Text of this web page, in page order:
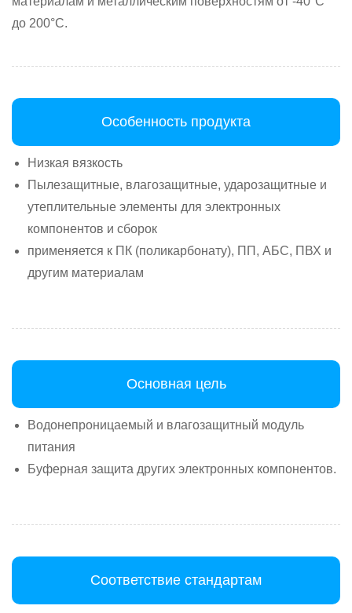
до 200°C.
Особенность продукта
Низкая вязкость
Пылезащитные, влагозащитные, ударозащитные и
утеплительные элементы для электронных
компонентов и сборок
применяется к ПК (поликарбонату), ПП, АБС, ПВХ и
другим материалам
Основная цель
Водонепроницаемый и влагозащитный модуль
питания
Буферная защита других электронных компонентов.
Соответствие стандартам